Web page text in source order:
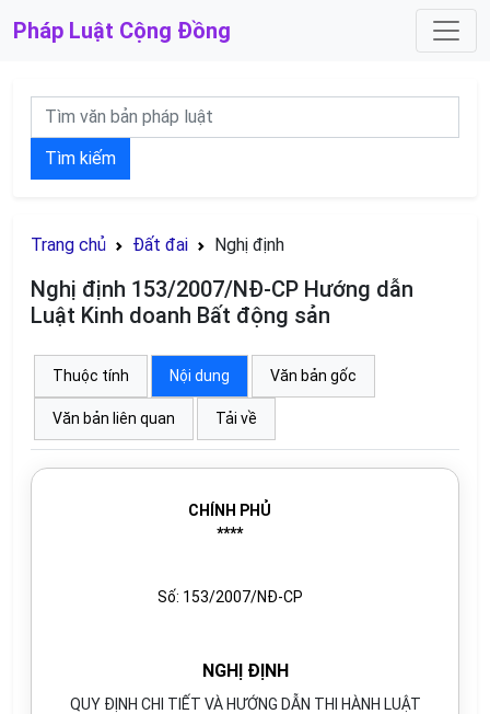
Pháp Luật Cộng Đồng
Tìm kiếm
Trang chủ Đất đai Nghị định
Nghị định 153/2007/NĐ-CP Hướng dẫn
Luật Kinh doanh Bất động sản
Thuộc tính Nội dung Văn bản gốc
Văn bản liên quan Tải về
CHÍNH PHỦ
****
Số: 153/2007/NĐ-CP
NGHỊ ĐỊNH
QUY ĐỊNH CHI TIẾT VÀ HƯỚNG DẪN THI HÀNH LUẬT